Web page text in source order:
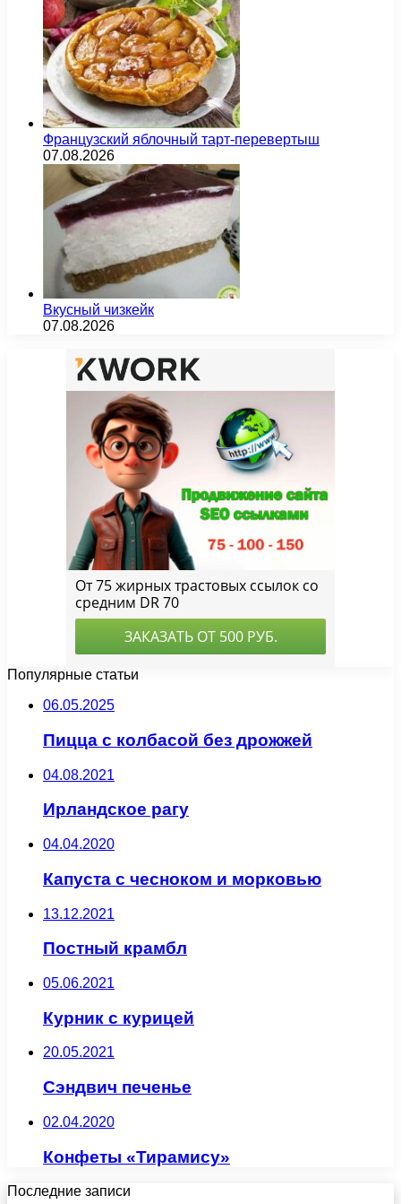
Французский яблочный тарт-перевертыш
07.08.2026
Вкусный чизкейк
07.08.2026
Популярные статьи
06.05.2025
Пицца с колбасой без дрожжей
04.08.2021
Ирландское рагу
04.04.2020
Капуста с чесноком и морковью
13.12.2021
Постный крамбл
05.06.2021
Курник с курицей
20.05.2021
Сэндвич печенье
02.04.2020
Конфеты «Тирамису»
Последние записи